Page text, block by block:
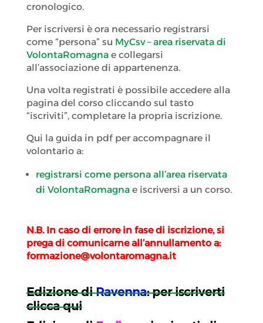
cronologico.
Per iscriversi è ora necessario registrarsi
come “persona” su MyCsv – area riservata di
VolontaRomagnae collegarsi
all’associazione di appartenenza.
Una volta registrati è possibile accedere alla
pagina del corso cliccando sul tasto
“iscriviti”, completare la propria iscrizione.
Qui la guida in pdf per accompagnare il
volontario a:
registrarsi come persona all’area riservata
di VolontaRomagnae iscriversi a un corso.
N.B. In caso di errore in fase di iscrizione, si
prega di comunicarne all’annullamento a:
formazione@volontaromagna.it
Edizione diRavenna: per iscriverti
clicca qui